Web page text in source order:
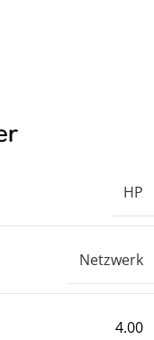
HP
Netzwerk
4.00